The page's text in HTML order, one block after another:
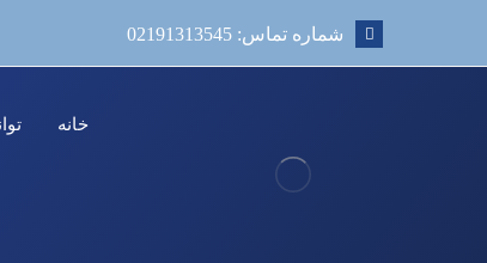
شماره تماس: 02191313545
خانه